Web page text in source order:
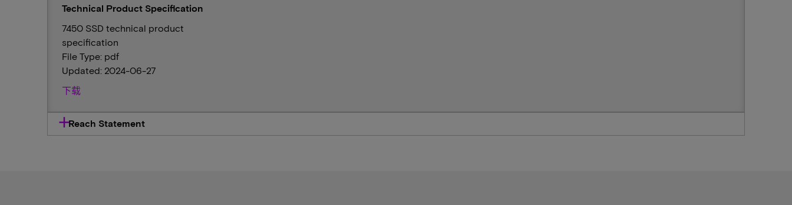
Technical Product Specification
7450 SSD technical product
specification
File Type: pdf
Updated: 2024-06-27
下载
Reach Statement